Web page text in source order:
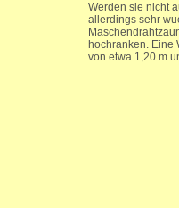
Werden sie nicht
allerdings sehr
hochranken. Eine
von etwa 1,20 m